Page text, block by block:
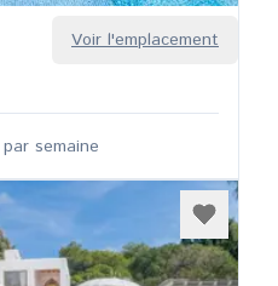
Voir l'emplacement
par semaine